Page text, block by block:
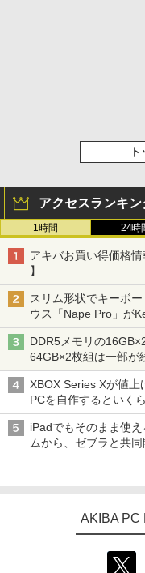
アクセスランキン
1時間 24時
アキバお買い得価格
】
スリム形状でキーボ
ウス「Nape Pro」が
DDR5メモリの
64GB×2枚組は一部
XBOX Series Xが値
PCを自作するといく
ーム』】
iPadでもそのまま使
ムから、ゼブラと共同
AKIBA PC